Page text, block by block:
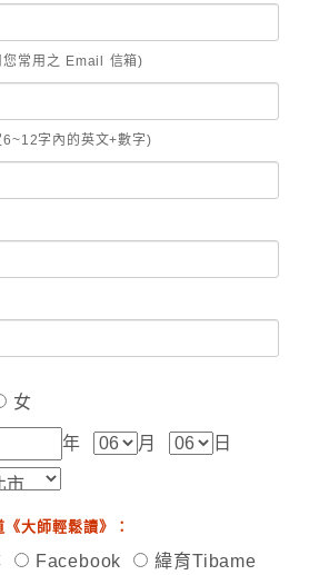
您常用之 Email 信箱)
6~12字內的英文+數字)
女
年 月 日
大師輕鬆讀》：
Facebook
緯育Tibame